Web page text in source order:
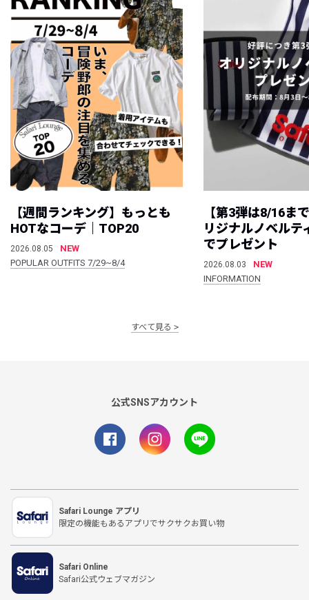
【週間ランキング】もっとも
HOTなコーデ｜TOP20
2026.08.05
NEW
POPULAR OUTFITS 7/29~8/4
【第3弾は8/16ま
リジナルノベルテ
でプレゼント
2026.08.03
NEW
INFORMATION
すべて見る
公式SNSアカウント
Safari Lounge アプリ
限定の機能もあるアプリでサクサクお買い物
Safari Online
Safari公式ウェブマガジン